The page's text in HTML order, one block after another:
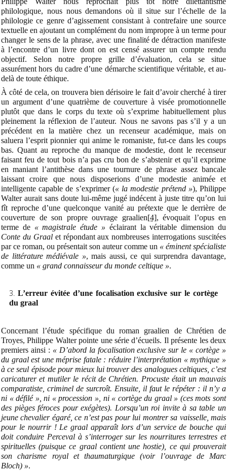
philologique, nous nous demandons où il situe sur l’échelle de la
philologie ce genre d’agissement consistant à contrefaire une source
textuelle en ajoutant un complément du nom impropre à un terme pour
changer le sens de la phrase, avec une finalité de détraction manifeste
à l’encontre d’un livre dont on est censé assurer un compte rendu
objectif. Selon notre propre grille d’évaluation, cela se situe
assurément hors du cadre d’une démarche scientifique véritable, et au-
delà de toute éthique.
À côté de cela, on trouvera bien dérisoire le fait d’avoir cherché à tirer
un argument d’une quatrième de couverture à visée promotionnelle
plutôt que dans le corps du texte où s’exprime habituellement plus
pleinement la réflexion de l’auteur. Nous ne savons pas s’il y a un
précédent en la matière chez un recenseur académique, mais on
saluera l’esprit pionnier qui anime le romaniste, fut-ce dans les coups
bas. Quant au reproche du manque de modestie, dont le recenseur
faisant feu de tout bois n’a pas cru bon de s’abstenir et qu’il exprime
en maniant l’antithèse dans une tournure de phrase assez bancale
laissant croire que nous disposerions d’une modestie animée et
intelligente capable de s’exprimer (« la modestie prétend »), Philippe
Walter aurait sans doute lui-même jugé indécent à juste titre qu’on lui
fît reproche d’une quelconque vanité au prétexte que le derrière de
couverture de son propre ouvrage graalien[4], évoquait l’opus en
terme de « magistrale étude » éclairant la véritable dimension du
Conte du Graalet répondant aux nombreuses interrogations suscitées
par ce roman, ou présentait son auteur comme un « éminent spécialiste
de littérature médiévale », mais aussi, ce qui surprendra davantage,
comme un « grand connaisseur du monde celtique ».
L’erreur évitée d’une focalisation exclusive sur le cortège
du graal
Concernant l’étude spécifique du roman graalien de Chrétien de
Troyes, Philippe Walter pointe une série d’écueils. Il présente les deux
premiers ainsi : « D’abord la focalisation exclusive sur le « cortège »
du graal est une méprise fatale : réduire l’interprétation « mythique »
à ce seul épisode pour mieux lui trouver des analogues celtiques, c’est
caricaturer et mutiler le récit de Chrétien. Procuste était un mauvais
comparatiste, criminel de surcroît. Ensuite, il faut le répéter : il n’y a
ni « défilé », ni « procession », ni « cortège du graal » (ces mots sont
des pièges féroces pour exégètes). Lorsqu’un roi invite à sa table un
jeune chevalier égaré, ce n’est pas pour lui montrer sa vaisselle, mais
pour le nourrir ! Le graal apparaît lors d’un service de bouche qui
doit conduire Perceval à s’interroger sur les nourritures terrestres et
spirituelles (puisque ce graal contient une hostie), ce qui prouverait
son charisme royal et thaumaturgique (voir l’ouvrage de Marc
Bloch) ».